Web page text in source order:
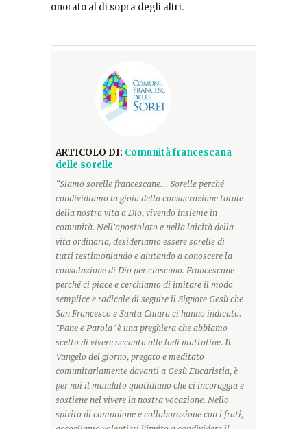
onorato al di sopra degli altri.
ARTICOLO DI: Comunità francescana
delle sorelle
“Siamo sorelle francescane... Sorelle perché
condividiamo la gioia della consacrazione totale
della nostra vita a Dio, vivendo insieme in
comunità. Nell'apostolato e nella laicità della
vita ordinaria, desideriamo essere sorelle di
tutti testimoniando e aiutando a conoscere la
consolazione di Dio per ciascuno. Francescane
perché ci piace e cerchiamo di imitare il modo
semplice e radicale di seguire il Signore Gesù che
San Francesco e Santa Chiara ci hanno indicato.
"Pane e Parola" è una preghiera che abbiamo
scelto di vivere accanto alle lodi mattutine. Il
Vangelo del giorno, pregato e meditato
comunitariamente davanti a Gesù Eucaristia, è
per noi il mandato quotidiano che ci incoraggia e
sostiene nel vivere la nostra vocazione. Nello
spirito di comunione e collaborazione con i frati,